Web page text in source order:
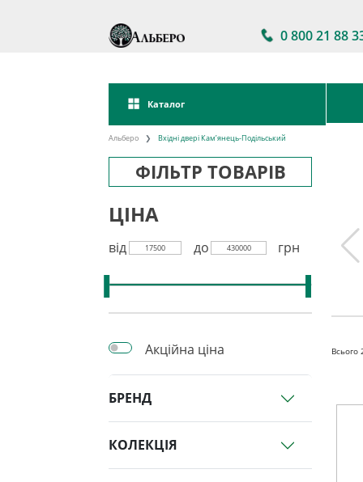
0 800 21 88
Каталог
Альберо Вхідні двері Кам’янець-Подільський
ФІЛЬТР ТОВАРІВ
ЦІНА
від 17500 до 430000 грн
Акційна ціна
БРЕНД
КОЛЕКЦІЯ
склом
Всього